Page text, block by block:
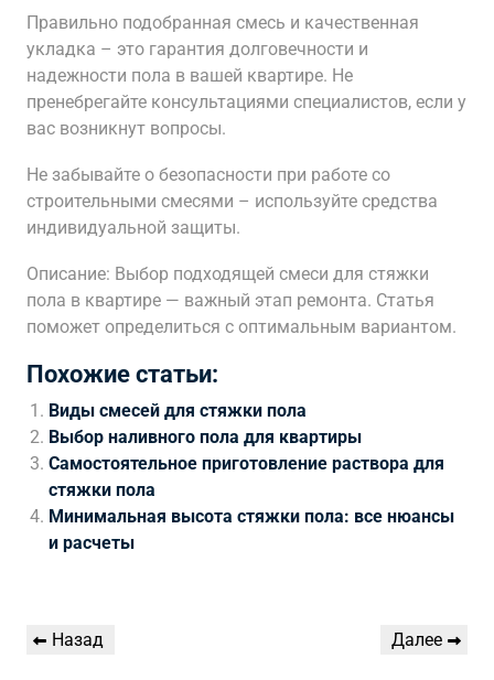
Правильно подобранная смесь и качественная
укладка – это гарантия долговечности и
надежности пола в вашей квартире. Не
пренебрегайте консультациями специалистов, если у
вас возникнут вопросы.
Не забывайте о безопасности при работе со
строительными смесями – используйте средства
индивидуальной защиты.
Описание: Выбор подходящей смеси для стяжки
пола в квартире — важный этап ремонта. Статья
поможет определиться с оптимальным вариантом.
Похожие статьи:
Виды смесей для стяжки пола
Выбор наливного пола для квартиры
Самостоятельное приготовление раствора для
стяжки пола
Минимальная высота стяжки пола: все нюансы
и расчеты
Навигация
Предыдущая
Назад
Следующая
Далее